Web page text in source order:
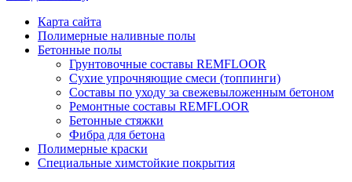
Карта сайта
Полимерные наливные полы
Бетонные полы
Грунтовочные составы REMFLOOR
Сухие упрочняющие смеси (топпинги)
Составы по уходу за свежевыложенным бетоном
Ремонтные составы REMFLOOR
Бетонные стяжки
Фибра для бетона
Полимерные краски
Специальные химстойкие покрытия